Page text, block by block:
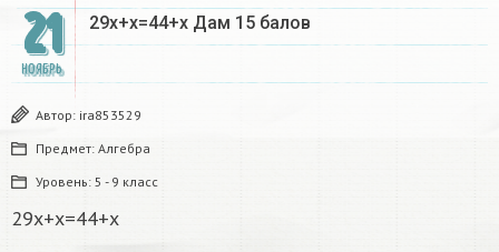
21
НОЯБРЬ
29x+x=44+x Дам 15 балов
Автор: ira853529
Предмет: Алгебра
Уровень: 5 - 9 класс
29x+x=44+x